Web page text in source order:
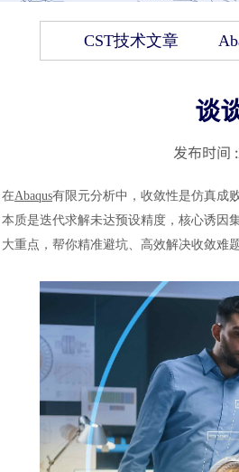
CST技术文章
谈
发布时间 :
在Abaqus有限元分析中，收敛性是仿真成
本质是迭代求解未达预设精度，核心诱因
大重点，帮你精准避坑、高效解决收敛难题